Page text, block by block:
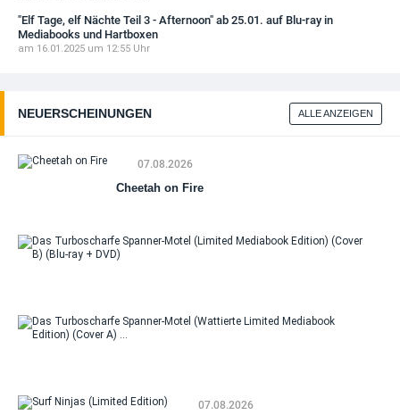
"Elf Tage, elf Nächte Teil 3 - Afternoon" ab 25.01. auf Blu-ray in
Mediabooks und Hartboxen
am 16.01.2025 um 12:55 Uhr
NEUERSCHEINUNGEN ALLE ANZEIGEN
07.08.2026
Cheetah on Fire
07.08.2026